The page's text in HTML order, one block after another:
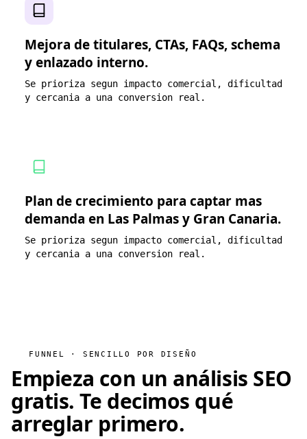
Mejora de titulares, CTAs, FAQs, schema
y enlazado interno.
Se prioriza segun impacto comercial, dificultad
y cercania a una conversion real.
Plan de crecimiento para captar mas
demanda en Las Palmas y Gran Canaria.
Se prioriza segun impacto comercial, dificultad
y cercania a una conversion real.
FUNNEL · SENCILLO POR DISEÑO
Empieza con un análisis SEO
gratis.Te decimos qué
arreglar primero.